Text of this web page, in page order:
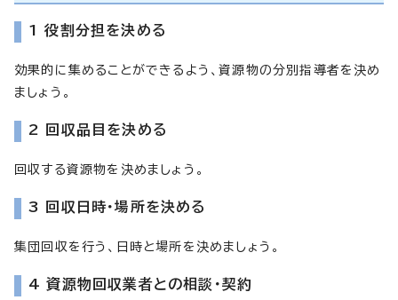
1 役割分担を決める
効果的に集めることができるよう、資源物の分別指導者を決め
ましょう。
2 回収品目を決める
回収する資源物を決めましょう。
3 回収日時・場所を決める
集団回収を行う、日時と場所を決めましょう。
4 資源物回収業者との相談・契約